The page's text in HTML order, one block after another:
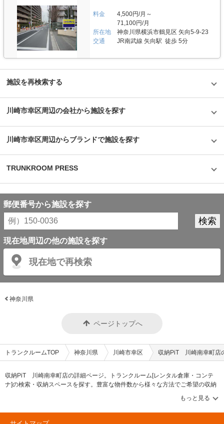
創業時から社員育成にも力を入れており、社員自らがお客様の声を聴きなが
らサービスを改善し展開する組織体制を整えている印象を受けた。 関西エ
リアでは最大級のトランクルームを運営しながら、常に顧客視点を持った丁
寧な対応や首都圏にも進出するなどサービスの拡充を行なっていることが印
象的な取材であった。
だける体制を整えております。 費用や契約について教えてください。 0.3帖
の小型タイプから3帖の大型タイプまで、月額3,080円〜18,700円(税込)の価
格帯でご利用頂けます。ご契約や事前に内覧をご希望の場合は、LIFULLト
ランクルームのメール又は電話にてお問合せください。 初期費用や月額費
用のお支払いは銀行振込や口座引落もしくはクレジットカード決済もご利用
頂けます。 ご契約手続き終了後、鍵を郵送いたします。尚、本店に取りに
来ていただければ即日利用も可能です。 編集後記 お客様の収納に関する課
題を解決するサービスとして事業を展開している株式会社アンビシャス。
を守る価値を常に追求しながら、時代背景に応じた便利なサービスだと思っ
お客様の声を社員自ら聴きながらニーズをいち早く取り入れたサービスを展
開している印象を受けた。ベンチャー企業なのでしがらみがなく意思決定が
速いという担当者の言葉からもその雰囲気は伝わってきた。 組織としての
と思った。
料金
4,500円/月～
71,100円/月
所在地
神奈川県横浜市鶴見区 矢向5-9-23
交通
JR南武線 矢向駅 徒歩 5分
施設を再検索する
川崎市幸区周辺の会社から施設を探す
川崎市幸区周辺からブランドで施設を探す
TRUNKROOM PRESS
郵便番号から施設を探す
現在地周辺の他の施設を探す
現在地で再検索
神奈川県
ページトップへ
トランクルームTOP 神奈川県 川崎市幸区 収納PiT 川崎南幸町店
収納PiT 川崎南幸町店の詳細ページ。トランクルーム[レンタル倉庫・コンテ
ナ]の検索・収納スペースを探す。豊富な物件数から様々な方法でご希望の収納
スペースを簡単に探せるトランクルーム情報サイトです。収納PiT 川崎南幸町
店の住所・最寄りの駅、物件タイプのご紹介や料金表、お得なキャンペーン情
報もあります。気になる物件タイプを見つけたら、メールか電話でお問合せが
可能です（無料）。